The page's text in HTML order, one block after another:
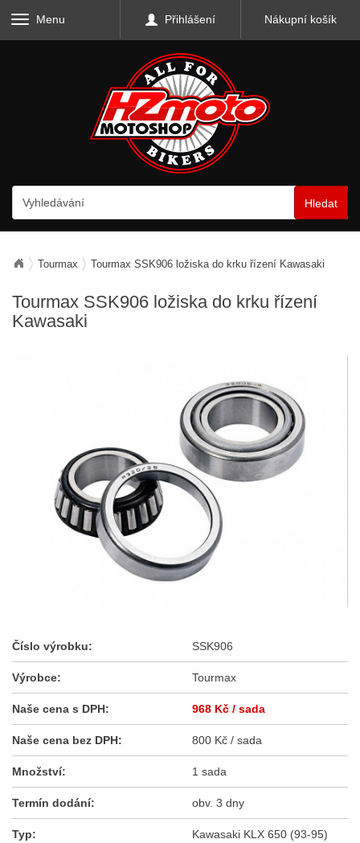
Menu Přihlášení Nákupní košík
Hledat
Tourmax Tourmax SSK906 ložiska do krku řízení Kawasaki
Tourmax SSK906 ložiska do krku řízení
Kawasaki
Číslo výrobku: SSK906
Výrobce: Tourmax
Naše cena s DPH: 968 Kč / sada
Naše cena bez DPH: 800 Kč / sada
Množství: 1 sada
Termín dodání: obv. 3 dny
Typ: Kawasaki KLX 650 (93-95)